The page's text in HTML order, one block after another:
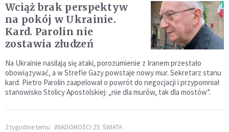
Wciąż brak perspektyw
na pokój w Ukrainie.
Kard. Parolin nie
zostawia złudzeń
Na Ukrainie nasilają się ataki, porozumienie z Iranem przestało
obowiązywać, a w Strefie Gazy powstaje nowy mur. Sekretarz stanu
kard. Pietro Parolin zaapelował o powrót do negocjacji i przypomniał
stanowisko Stolicy Apostolskiej: „nie dla murów, tak dla mostów”.
2 tygodnie temu WIADOMOŚCI ZE ŚWIATA